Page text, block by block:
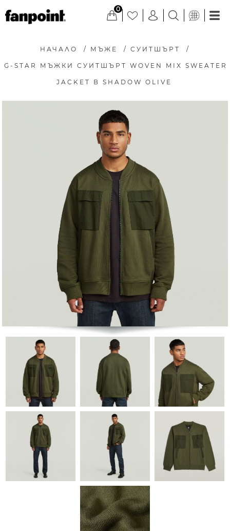
0
НАЧАЛО / МЪЖЕ / СУИТШЪРТ /
G-STAR МЪЖКИ СУИТШЪРТ WOVEN MIX SWEATER
JACKET В SHADOW OLIVE